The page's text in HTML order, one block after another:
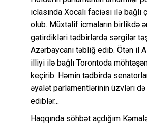
iclasında Xocalı faciəsi ilə bağlı
olub. Müxtəlif icmaların birlikdə
gətirdikləri tədbirlərdə sərgilər
Azərbaycanı təbliğ edib. Ötən il
illiyi ilə bağlı Torontoda
keçirib. Həmin tədbirdə
əyalət parlamentlərinin üzvləri
ediblər...
Haqqında söhbət açdığım